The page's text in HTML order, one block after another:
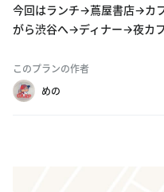
今回はランチ→蔦屋書店→カ
がら渋谷へ→ディナー→夜カフ
このプランの作者
めの